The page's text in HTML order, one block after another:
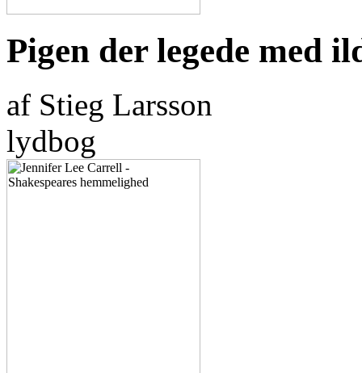
Pigen der legede med
af Stieg Larsson
lydbog